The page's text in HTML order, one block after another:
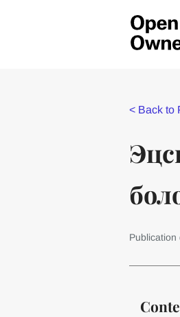
< Back to
Publication